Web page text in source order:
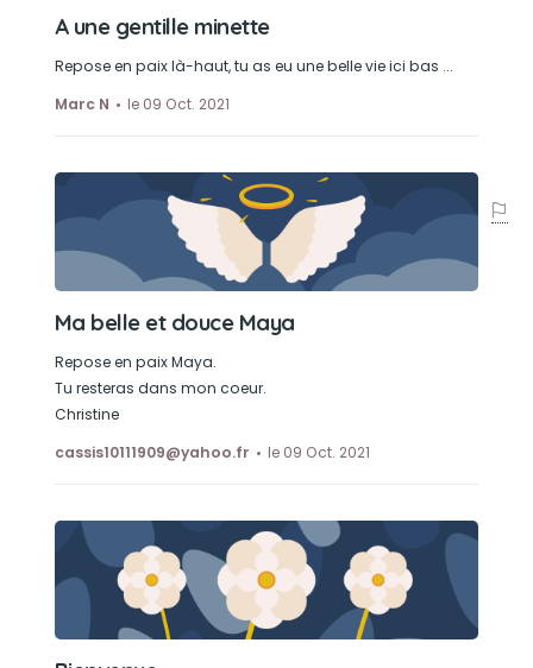
A une gentille minette
Repose en paix là-haut, tu as eu une belle vie ici bas ...
Marc N
le 09 Oct. 2021
Ma belle et douce Maya
Repose en paix Maya.
Tu resteras dans mon coeur.
Christine
cassis10111909@yahoo.fr
le 09 Oct. 2021